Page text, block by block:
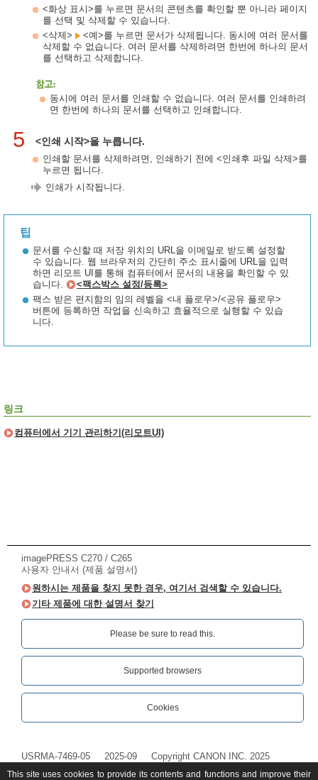
<화상 표시>를 누르면 문서의 콘텐츠를 확인할 뿐 아니라 페이지
를 선택 및 삭제할 수 있습니다.
<삭제>
<예>를 누르면 문서가 삭제됩니다. 동시에 여러 문서를
삭제할 수 없습니다. 여러 문서를 삭제하려면 한번에 하나의 문서
를 선택하고 삭제합니다.
동시에 여러 문서를 인쇄할 수 없습니다. 여러 문서를 인쇄하려
면 한번에 하나의 문서를 선택하고 인쇄합니다.
5 <인쇄 시작>을 누릅니다.
인쇄할 문서를 삭제하려면, 인쇄하기 전에 <인쇄후 파일 삭제>를
누르면 됩니다.
인쇄가 시작됩니다.
팁
문서를 수신할 때 저장 위치의 URL을 이메일로 받도록 설정할
수 있습니다. 웹 브라우저의 간단히 주소 표시줄에 URL을 입력
하면 리모트 UI를 통해 컴퓨터에서 문서의 내용을 확인할 수 있
습니다.
<팩스박스 설정/등록>
팩스 받은 편지함의 임의 레벨을 <내 플로우>/<공유 플로우>
버튼에 등록하면 작업을 신속하고 효율적으로 실행할 수 있습
니다.
링크
컴퓨터에서 기기 관리하기(리모트UI)
imagePRESS C270 / C265
사용자 안내서 (제품 설명서)
원하시는 제품을 찾지 못한 경우, 여기서 검색할 수 있습니다.
기타 제품에 대한 설명서 찾기
Please be sure to read this.‎
Supported browsers
Cookies
USRMA-7469-05 2025-09 Copyright CANON INC. 2025
This site uses cookies to provide its contents and functions and improve their